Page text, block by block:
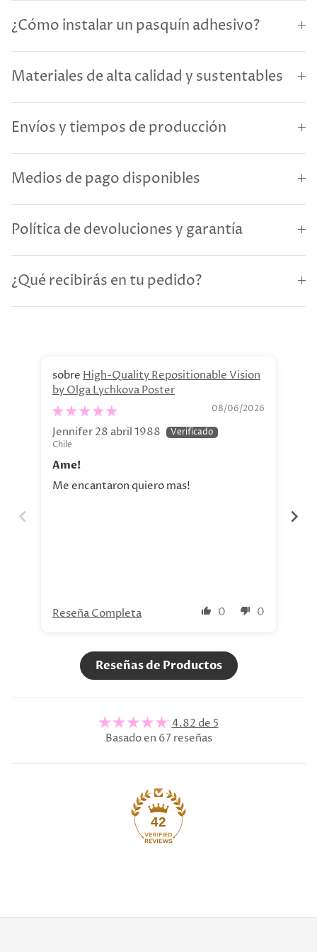
¿Cómo instalar un pasquín adhesivo?
Materiales de alta calidad y sustentables
Envíos y tiempos de producción
Medios de pago disponibles
Política de devoluciones y garantía
¿Qué recibirás en tu pedido?
High-Quality Repositionable Vision
by Olga Lychkova Poster
08/06/2026
Jennifer 28 abril 1988
Chile
Ame!
Me encantaron quiero mas!
0 0
Reseña Completa
Reseñas de Productos
4.82 de 5
Basado en 67 reseñas
42